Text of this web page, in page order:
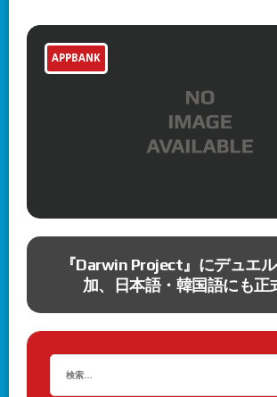
APPBANK
『Darwin Project』にデュエル
加、日本語・韓国語にも正